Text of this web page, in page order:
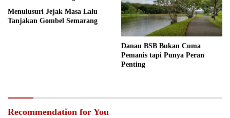
Menulusuri Jejak Masa Lalu
Tanjakan Gombel Semarang
Danau BSB Bukan Cuma
Pemanis tapi Punya Peran
Penting
Recommendation for You